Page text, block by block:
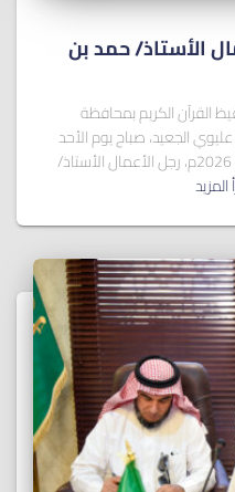
الأستاذ/ ﺣﻤﺪ ﺑﻦ
القرآن الكريم بمحافظة
الجعيد، صباح يوم الأحد
12 صفر 1448هـ الموافق 26 يوليو 2026م، رجل الأعمال الأستاذ/
المزيد